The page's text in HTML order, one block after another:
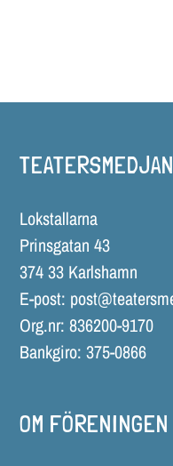
Lokstallarna
Prinsgatan 43
374 33 Karlshamn
E-post:
Org.nr: 836200-9170
Bankgiro: 375-0866
OM FÖRENINGEN